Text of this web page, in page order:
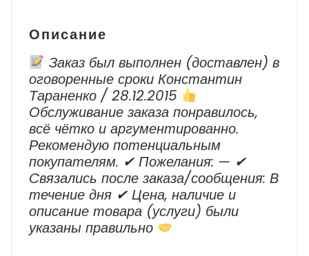
2018
Описание
Заказ был выполнен (доставлен) в
оговоренные сроки Константин
Тараненко / 28.12.2015
Обслуживание заказа понравилось,
всё чётко и аргументированно.
Рекомендую потенциальным
покупателям. ✔ Пожелания: — ✔
Cвязались после заказа/сообщения: В
течение дня ✔ Цена, наличие и
описание товара (услуги) были
указаны правильно